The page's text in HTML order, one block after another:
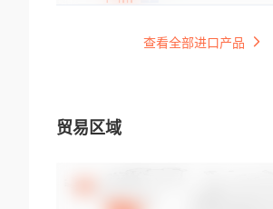
查看全部进口产品
贸易区域